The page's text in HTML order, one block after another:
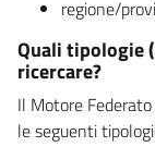
regione/
Quali tipologie
ricercare?
Il Motore
le seguenti